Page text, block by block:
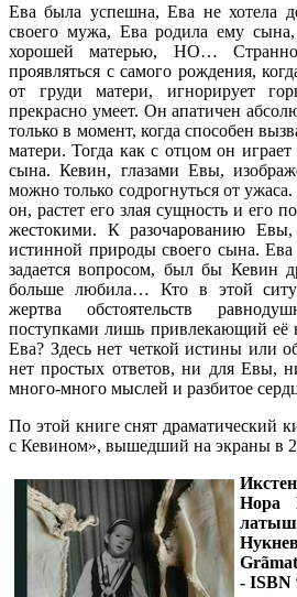
Ева была успешна, Ева не хотела
своего мужа, Ева родила ему
хорошей матерью, НО…
проявляться с самого рождения,
от груди матери, игнорирует
прекрасно умеет. Он апатичен
только в момент, когда способен
матери. Тогда как с отцом он
сына. Кевин, глазами Евы,
можно только содрогнуться от
он, растет его злая сущность и его
жестокими. К разочарованию
истинной природы своего сына.
задается вопросом, был бы Кевин
больше любила… Кто в этой
жертва обстоятельств
поступками лишь привлекающий её
Ева? Здесь нет четкой истины или
нет простых ответов, ни для Евы,
много-много мыслей и разбитое
По этой книге снят драматический
с Кевином», вышедший на экраны в
Нора
- ISBN